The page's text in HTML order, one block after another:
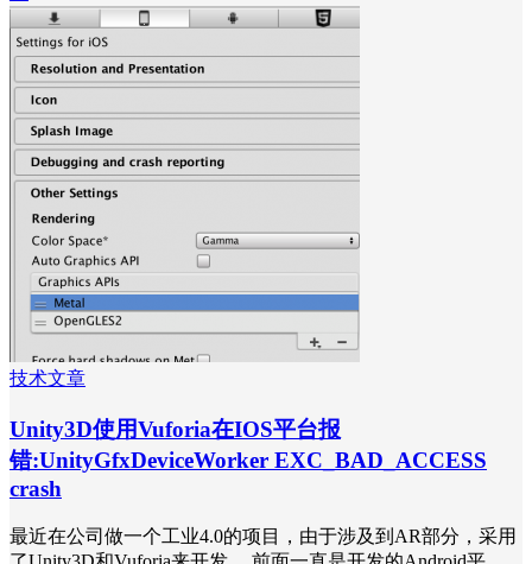
技术文章
Unity3D使用Vuforia在IOS平台报
错:UnityGfxDeviceWorker EXC_BAD_ACCESS
crash
最近在公司做一个工业4.0的项目，由于涉及到AR部分，采用